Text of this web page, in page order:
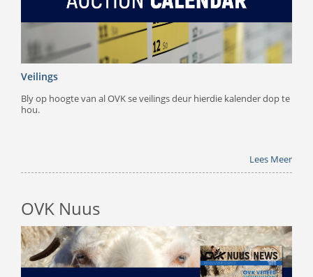
Veilings
Bly op hoogte van al OVK se veilings deur hierdie kalender dop te
hou.
Lees Meer
OVK Nuus